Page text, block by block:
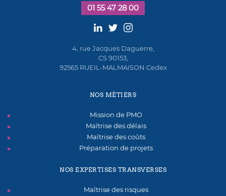
01 55 47 28 00
4, rue Jacques Daguerre,
CS 90153,
92565 RUEIL-MALMAISON Cedex
NOS MÉTIERS
Mission de PMO
Maîtrise des délais
Maîtrise des coûts
Préparation de projets
NOS EXPERTISES TRANSVERSES
Maîtrise des risques